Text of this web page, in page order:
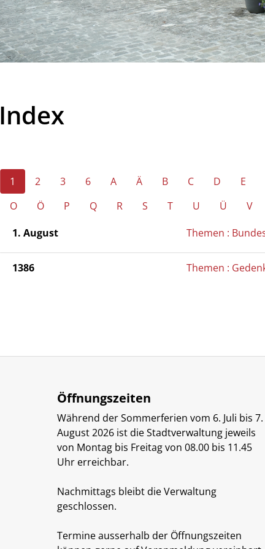
Index
1 2 3 6 A Ä B C D E
O
Ö P Q R S T U Ü V
1. August
Themen :
1386 Themen :
Öffnungszeiten
Während der Sommerferien vom 6. Juli bis 7.
August 2026 ist die Stadtverwaltung jeweils
von Montag bis Freitag von 08.00 bis 11.45
Uhr erreichbar.
Nachmittags bleibt die Verwaltung
geschlossen.
Termine ausserhalb der Öffnungszeiten